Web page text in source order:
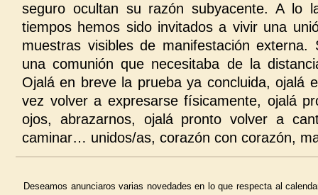
seguro ocultan su razón subyacente. A lo
tiempos hemos sido invitados a vivir una
muestras visibles de manifestación externa.
una comunión que necesitaba de la
Ojalá en breve la prueba ya concluida, ojalá
vez volver a expresarse físicamente, ojalá
ojos, abrazarnos, ojalá pronto volver a
caminar… unidos/as, corazón con corazón,
Deseamos anunciaros varias novedades en lo que respecta al